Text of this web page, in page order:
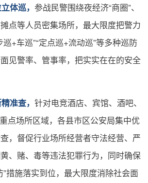
体巡， 参战民警围绕夜经济“商圈”、
点等人员密集场所，最大限度把警力
+车巡”“定点巡+流动巡”等多种巡防
见警率、管事率，把实实在在的安全
准查， 针对电竞酒店、宾馆、酒吧、
点场所区域，各县市区公安局集中优
，督促行业场所经营者守法经营、严
、赌、毒等违法犯罪行为，同时确保
”措施落实到位，最大限度消除社会面